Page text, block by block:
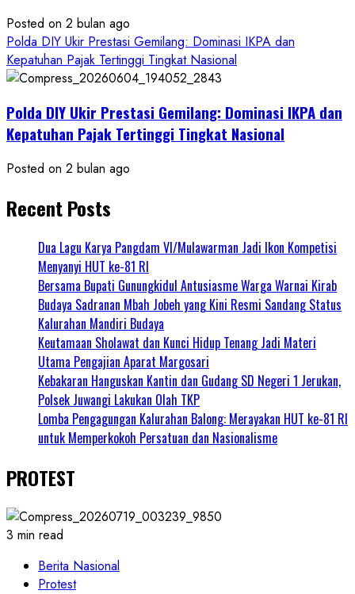
Posted on 2 bulan ago
Polda DIY Ukir Prestasi Gemilang: Dominasi IKPA dan
Kepatuhan Pajak Tertinggi Tingkat Nasional
Polda DIY Ukir Prestasi Gemilang: Dominasi IKPA dan
Kepatuhan Pajak Tertinggi Tingkat Nasional
Posted on 2 bulan ago
Recent Posts
Dua Lagu Karya Pangdam VI/Mulawarman Jadi Ikon Kompetisi
Menyanyi HUT ke-81 RI
Bersama Bupati Gunungkidul Antusiasme Warga Warnai Kirab
Budaya Sadranan Mbah Jobeh yang Kini Resmi Sandang Status
Kalurahan Mandiri Budaya
Keutamaan Sholawat dan Kunci Hidup Tenang Jadi Materi
Utama Pengajian Aparat Margosari
Kebakaran Hanguskan Kantin dan Gudang SD Negeri 1 Jerukan,
Polsek Juwangi Lakukan Olah TKP
Lomba Pengagungan Kalurahan Balong: Merayakan HUT ke-81 RI
untuk Memperkokoh Persatuan dan Nasionalisme
PROTEST
3 min read
Berita Nasional
Protest